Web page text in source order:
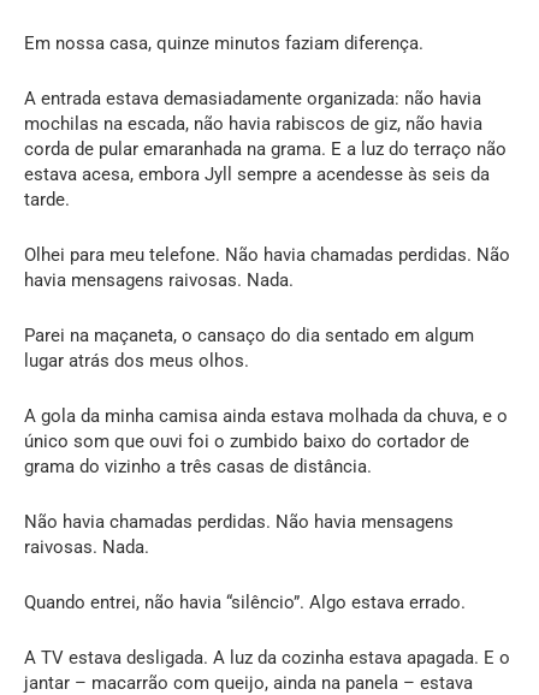
Em nossa casa, quinze minutos faziam diferença.
A entrada estava demasiadamente organizada: não havia
mochilas na escada, não havia rabiscos de giz, não havia
corda de pular emaranhada na grama. E a luz do terraço não
estava acesa, embora Jyll sempre a acendesse às seis da
tarde.
Olhei para meu telefone. Não havia chamadas perdidas. Não
havia mensagens raivosas. Nada.
Parei na maçaneta, o cansaço do dia sentado em algum
lugar atrás dos meus olhos.
A gola da minha camisa ainda estava molhada da chuva, e o
único som que ouvi foi o zumbido baixo do cortador de
grama do vizinho a três casas de distância.
Não havia chamadas perdidas. Não havia mensagens
raivosas. Nada.
Quando entrei, não havia “silêncio”. Algo estava errado.
A TV estava desligada. A luz da cozinha estava apagada. E o
jantar – macarrão com queijo, ainda na panela – estava